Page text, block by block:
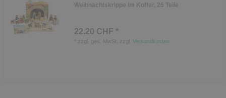
Weihnachtskrippe im Koffer, 26 Teile
22.20 CHF *
zzgl. ges. MwSt. zzgl. Versandkosten